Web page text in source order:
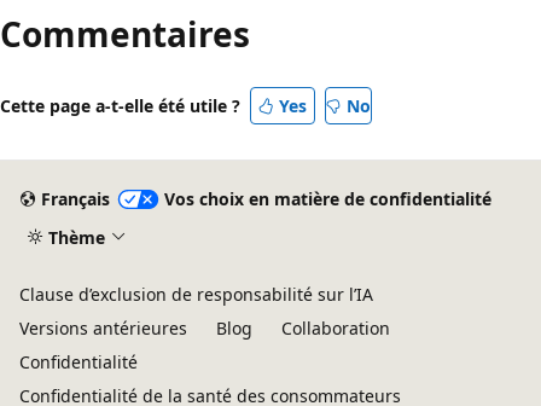
lecture
désactivé
Commentaires
Cette page a-t-elle été utile ? Yes No
Français
Vos choix en matière de confidentialité
Thème
Clause d’exclusion de responsabilité sur l’IA
Versions antérieures
Blog
Collaboration
Confidentialité
Confidentialité de la santé des consommateurs